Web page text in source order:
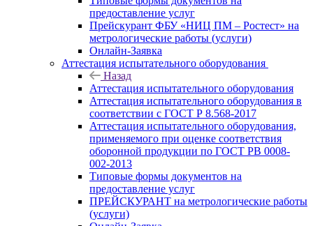
предоставление услуг
Прейскурант ФБУ «НИЦ ПМ – Ростест» на
метрологические работы (услуги)
Онлайн-Заявка
Аттестация испытательного оборудования
Назад
Аттестация испытательного оборудования
Аттестация испытательного оборудования в
соответствии с ГОСТ Р 8.568-2017
Аттестация испытательного оборудования,
применяемого при оценке соответствия
оборонной продукции по ГОСТ РВ 0008-
002-2013
Типовые формы документов на
предоставление услуг
ПРЕЙСКУРАНТ на метрологические работы
(услуги)